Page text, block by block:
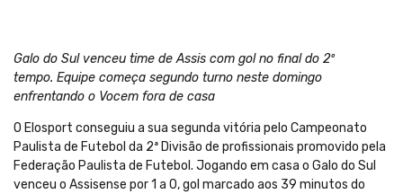
Galo do Sul venceu time de Assis com gol no final do 2º
tempo. Equipe começa segundo turno neste domingo
enfrentando o Vocem fora de casa
O Elosport conseguiu a sua segunda vitória pelo Campeonato
Paulista de Futebol da 2ª Divisão de profissionais promovido pela
Federação Paulista de Futebol. Jogando em casa o Galo do Sul
venceu o Assisense por 1 a 0, gol marcado aos 39 minutos do